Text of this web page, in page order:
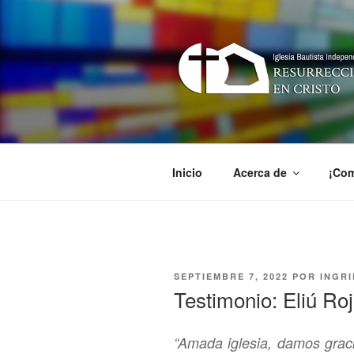
contenido
Iglesia Bautista Independiente
Inicio Acerca de
PUBLICADO
SEPTIEMBRE 7, 2022 POR
Testimonio: Eliú
“Amada iglesia, damos